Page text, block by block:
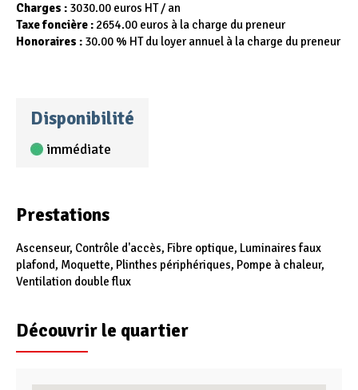
Charges : 3030.00 euros HT / an
Taxe foncière : 2654.00 euros à la charge du preneur
Honoraires : 30.00 % HT du loyer annuel à la charge du preneur
Disponibilité
immédiate
Prestations
Ascenseur, Contrôle d'accès, Fibre optique, Luminaires faux
plafond, Moquette, Plinthes périphériques, Pompe à chaleur,
Ventilation double flux
Découvrir le quartier